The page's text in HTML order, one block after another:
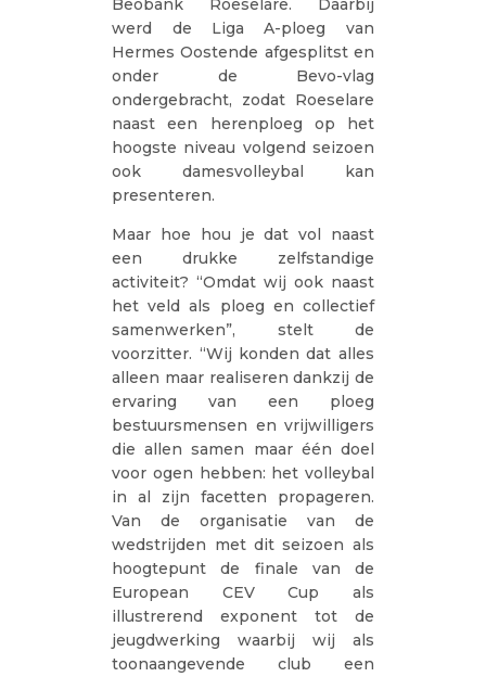
werd de Liga A-ploeg van
Hermes Oostende afgesplitst en
onder de Bevo-vlag
ondergebracht, zodat Roeselare
naast een herenploeg op het
hoogste niveau volgend seizoen
ook damesvolleybal kan
presenteren.
Maar hoe hou je dat vol naast
een drukke zelfstandige
activiteit? “Omdat wij ook naast
het veld als ploeg en collectief
samenwerken”, stelt de
voorzitter. “Wij konden dat alles
alleen maar realiseren dankzij de
ervaring van een ploeg
bestuursmensen en vrijwilligers
die allen samen maar één doel
voor ogen hebben: het volleybal
in al zijn facetten propageren.
Van de organisatie van de
wedstrijden met dit seizoen als
hoogtepunt de finale van de
European CEV Cup als
illustrerend exponent tot de
jeugdwerking waarbij wij als
toonaangevende club een